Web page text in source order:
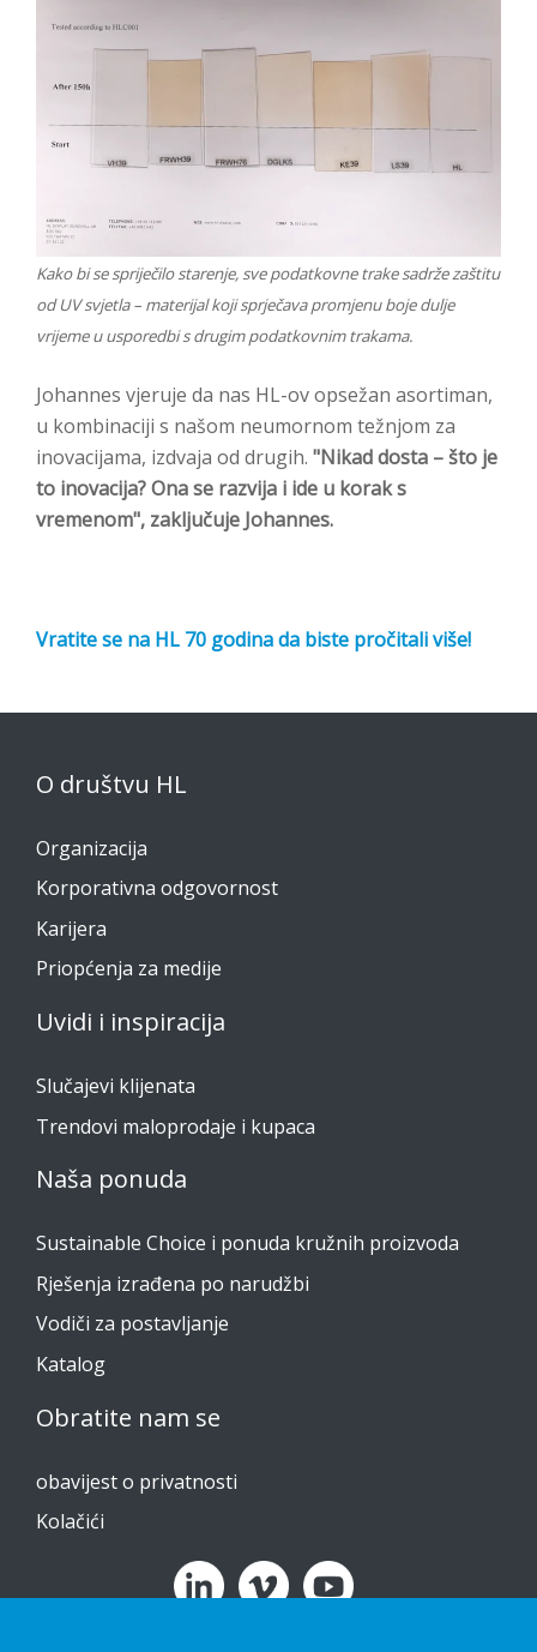
Kako bi se spriječilo starenje, sve podatkovne trake sadrže zaštitu
od UV svjetla – materijal koji sprječava promjenu boje dulje
vrijeme u usporedbi s drugim podatkovnim trakama.
Johannes vjeruje da nas HL-ov opsežan asortiman,
u kombinaciji s našom neumornom težnjom za
inovacijama, izdvaja od drugih. "Nikad dosta – što je
to inovacija? Ona se razvija i ide u korak s
vremenom", zaključuje Johannes.
Vratite se na HL 70 godina da biste pročitali više!
O društvu HL
Organizacija
Korporativna odgovornost
Karijera
Priopćenja za medije
Uvidi i inspiracija
Slučajevi klijenata
Trendovi maloprodaje i kupaca
Naša ponuda
Sustainable Choice i ponuda kružnih proizvoda
Rješenja izrađena po narudžbi
Vodiči za postavljanje
Katalog
Obratite nam se
obavijest o privatnosti
Kolačići